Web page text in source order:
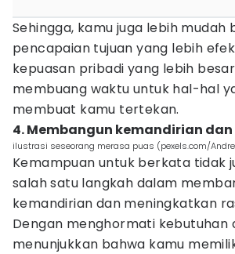
Sehingga, kamu juga lebih mudah
pencapaian tujuan yang lebih
kepuasan pribadi yang lebih
membuang waktu untuk hal-hal
membuat kamu tertekan.
4. Membangun kemandirian
ilustrasi seseorang merasa puas (pexels.com/
Kemampuan untuk berkata tidak
salah satu langkah dalam
kemandirian dan meningkatkan
Dengan menghormati kebutuhan
menunjukkan bahwa kamu